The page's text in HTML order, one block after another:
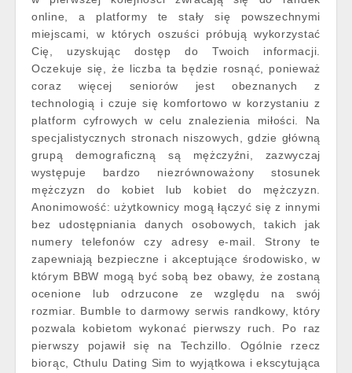
online, a platformy te stały się powszechnymi
miejscami, w których oszuści próbują wykorzystać
Cię, uzyskując dostęp do Twoich informacji.
Oczekuje się, że liczba ta będzie rosnąć, ponieważ
coraz więcej seniorów jest obeznanych z
technologią i czuje się komfortowo w korzystaniu z
platform cyfrowych w celu znalezienia miłości. Na
specjalistycznych stronach niszowych, gdzie główną
grupą demograficzną są mężczyźni, zazwyczaj
występuje bardzo niezrównoważony stosunek
mężczyzn do kobiet lub kobiet do mężczyzn.
Anonimowość: użytkownicy mogą łączyć się z innymi
bez udostępniania danych osobowych, takich jak
numery telefonów czy adresy e-mail. Strony te
zapewniają bezpieczne i akceptujące środowisko, w
którym BBW mogą być sobą bez obawy, że zostaną
ocenione lub odrzucone ze względu na swój
rozmiar. Bumble to darmowy serwis randkowy, który
pozwala kobietom wykonać pierwszy ruch. Po raz
pierwszy pojawił się na Techzillo. Ogólnie rzecz
biorąc, Cthulu Dating Sim to wyjątkowa i ekscytująca